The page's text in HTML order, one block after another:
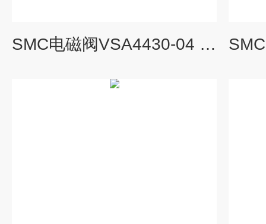
SMC电磁阀VSA4430-04 上海代表处现货